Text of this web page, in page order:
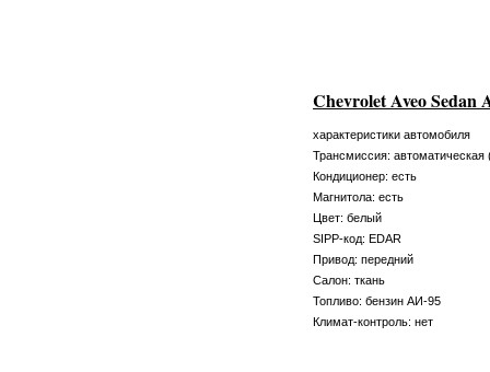
Chevrolet Aveo Sedan
характеристики автомобиля
Трансмиссия: автоматическая
Кондиционер: есть
Магнитола: есть
Цвет: белый
SIPP-код: EDAR
Привод: передний
Салон: ткань
Топливо: бензин АИ-95
Климат-контроль: нет